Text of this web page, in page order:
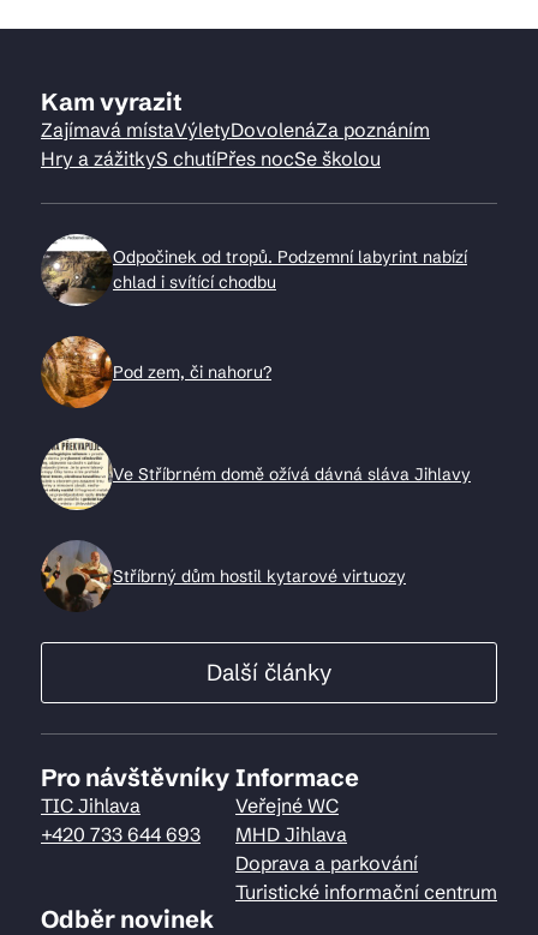
Kam vyrazit
Zajímavá místaVýletyDovolenáZa poznáním
Hry a zážitkyS chutíPřes nocSe školou
Odpočinek od tropů. Podzemní labyrint nabízí
chlad i svítící chodbu
Pod zem, či nahoru?
Ve Stříbrném domě ožívá dávná sláva Jihlavy
Stříbrný dům hostil kytarové virtuozy
Další články
Pro návštěvníky
TIC Jihlava
+420 733 644 693
Informace
Veřejné WC
MHD Jihlava
Doprava a parkování
Turistické informační centrum
Odběr novinek